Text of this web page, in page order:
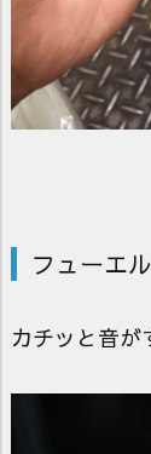
フューエ
カチッと音が